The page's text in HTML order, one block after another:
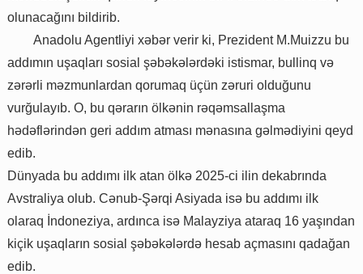
olunacağını bildirib.
Anadolu Agentliyi xəbər verir ki, Prezident M.Muizzu bu
addımın uşaqları sosial şəbəkələrdəki istismar, bullinq və
zərərli məzmunlardan qorumaq üçün zəruri olduğunu
vurğulayıb. O, bu qərarın ölkənin rəqəmsallaşma
hədəflərindən geri addım atması mənasına gəlmədiyini qeyd
edib.
Dünyada bu addımı ilk atan ölkə 2025-ci ilin dekabrında
Avstraliya olub. Cənub-Şərqi Asiyada isə bu addımı ilk
olaraq İndoneziya, ardınca isə Malayziya ataraq 16 yaşından
kiçik uşaqların sosial şəbəkələrdə hesab açmasını qadağan
edib.